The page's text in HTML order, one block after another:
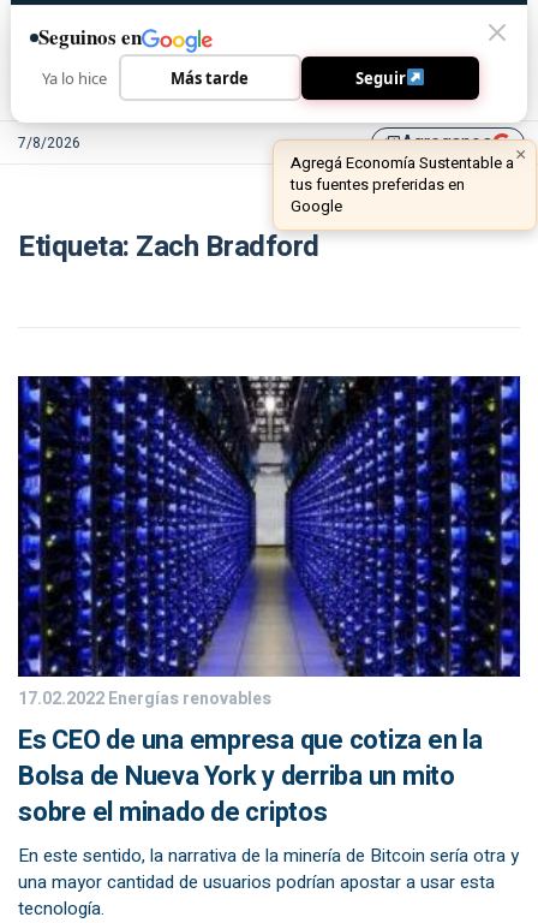
7/8/2026 library_addAgreganos ×
Agregá Economía Sustentable a
tus fuentes preferidas en
Google
Etiqueta: Zach Bradford
17.02.2022Energías renovables
Es CEO de una empresa que cotiza en la
Bolsa de Nueva York y derriba un mito
sobre el minado de criptos
En este sentido, la narrativa de la minería de Bitcoin sería otra y
una mayor cantidad de usuarios podrían apostar a usar esta
tecnología.
Seguinos en
Ya lo hice Más tarde Seguir